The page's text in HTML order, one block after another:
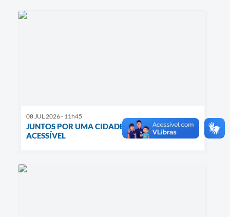
08 JUL 2026 - 11h45
JUNTOS POR UMA CIDADE MAIS INCLUSIVA E
ACESSÍVEL